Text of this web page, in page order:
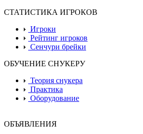
СТАТИСТИКА ИГРОКОВ
Игроки
Рейтинг игроков
Сенчури брейки
ОБУЧЕНИЕ СНУКЕРУ
Теория снукера
Практика
Оборудование
ОБЪЯВЛЕНИЯ